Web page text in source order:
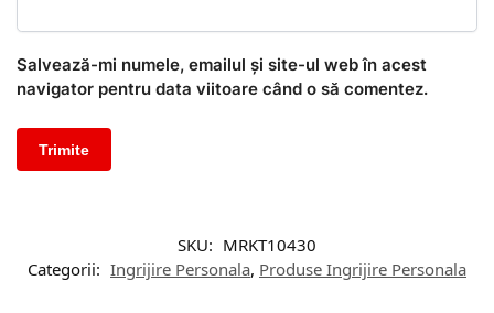
Salvează-mi numele, emailul și site-ul web în acest
navigator pentru data viitoare când o să comentez.
SKU: MRKT10430
Categorii: Ingrijire Personala, Produse Ingrijire Personala